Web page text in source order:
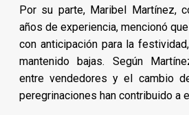
Por su parte, Maribel Martínez,
años de experiencia, mencionó
con anticipación para la
mantenido bajas. Según
entre vendedores y el cambio
peregrinaciones han contribuido a